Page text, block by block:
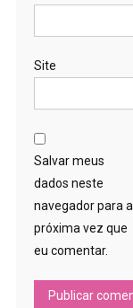
Site
Salvar meus
dados neste
navegador para a
próxima vez que
eu comentar.